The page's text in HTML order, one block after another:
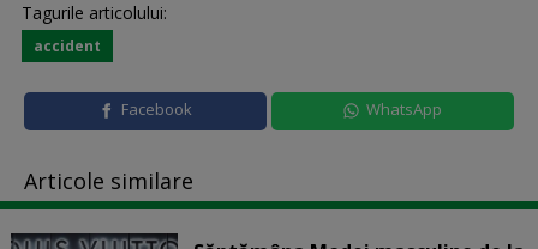
Tagurile articolului:
accident
Facebook WhatsApp
Articole similare